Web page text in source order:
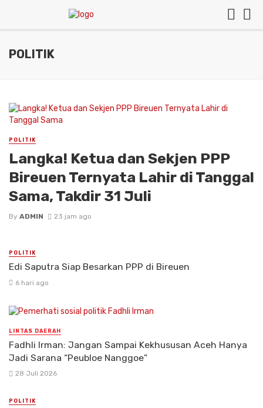
POLITIK
POLITIK
Langka! Ketua dan Sekjen PPP
Bireuen Ternyata Lahir di Tanggal
Sama, Takdir 31 Juli
By ADMIN 23 jam ago
POLITIK
Edi Saputra Siap Besarkan PPP di Bireuen
6 hari ago
LINTAS DAERAH
Fadhli Irman: Jangan Sampai Kekhususan Aceh Hanya
Jadi Sarana “Peubloe Nanggoe”
28 Juli 2026
POLITIK